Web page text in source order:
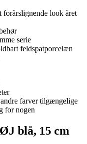
forårslignende look året
serie
feldspatporcelæn
farver tilgængelige
for nogen
blå, 15 cm